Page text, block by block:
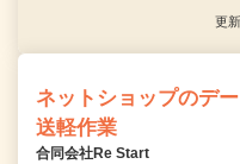
更
ネットショップのデ
送軽作業
合同会社Re Start